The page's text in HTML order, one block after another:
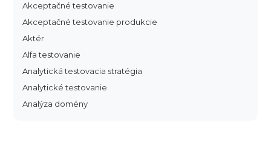
Akceptačné testovanie
Akceptačné testovanie produkcie
Aktér
Alfa testovanie
Analytická testovacia stratégia
Analytické testovanie
Analýza domény